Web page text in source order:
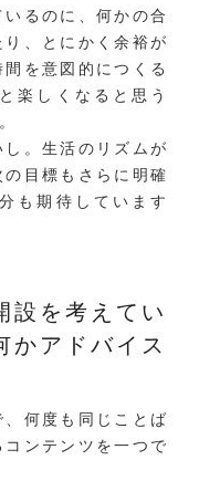
るのに、何かの合
、とにかく余裕が
を意図的につくる
楽しくなると思う
。生活のリズムが
目標もさらに明確
も期待しています
設を考えてい
かアドバイス
何度も同じことば
ンテンツを一つで